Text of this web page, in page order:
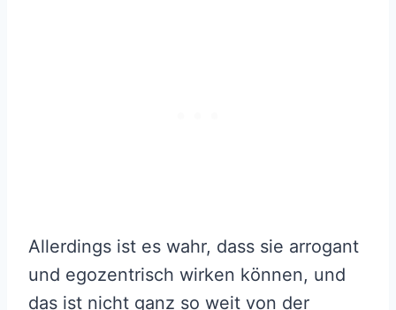
Allerdings ist es wahr, dass sie arrogant
und egozentrisch wirken können, und
das ist nicht ganz so weit von der